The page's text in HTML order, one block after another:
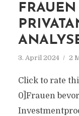
3. April 2024 2
Click to rate
0]Frauen